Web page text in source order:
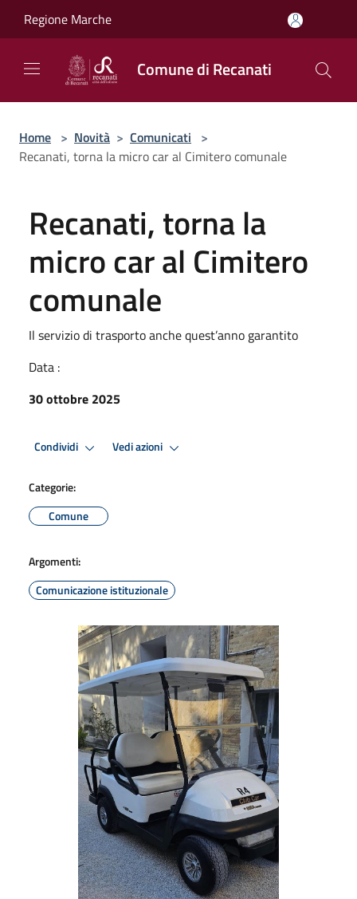
Regione Marche
Comune di Recanati
Home > Novità > Comunicati >
Recanati, torna la micro car al Cimitero comunale
Recanati, torna la
micro car al Cimitero
comunale
Il servizio di trasporto anche quest’anno garantito
Data :
30 ottobre 2025
Condividi Vedi azioni
Categorie:
Comune
Argomenti:
Comunicazione istituzionale